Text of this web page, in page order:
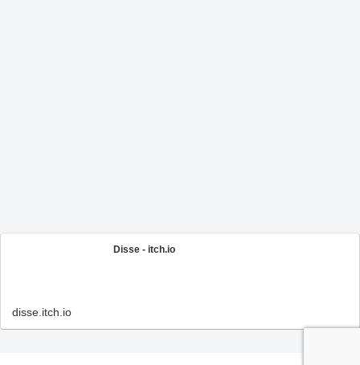
Disse - itch.io
disse.itch.io